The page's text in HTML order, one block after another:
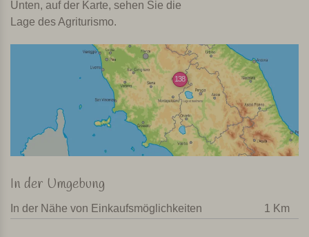
Unten, auf der Karte, sehen Sie die
Lage des Agriturismo.
138
In der Umgebung
In der Nähe von Einkaufsmöglichkeiten 1 Km